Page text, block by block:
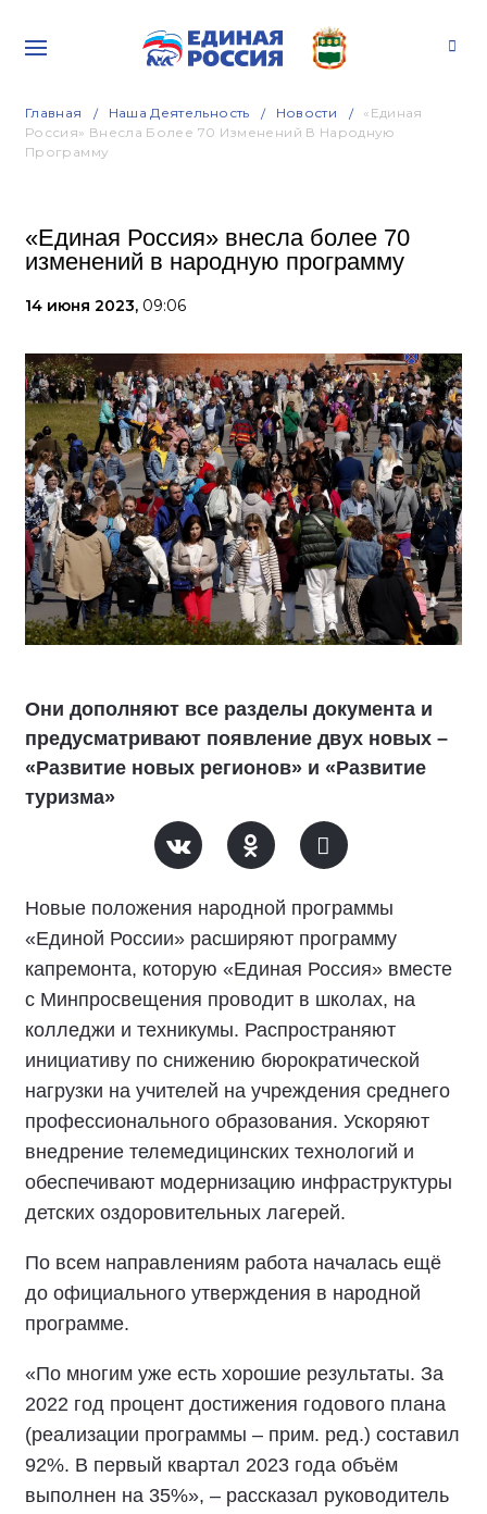
Главная Наша Деятельность Новости
«Единая
Россия» Внесла Более 70 Изменений В Народную
Программу
«Единая Россия» внесла более 70
изменений в народную программу
14 июня 2023, 09:06
Они дополняют все разделы документа и
предусматривают появление двух новых –
«Развитие новых регионов» и «Развитие
туризма»
Новые положения народной программы
«Единой России» расширяют программу
капремонта, которую «Единая Россия» вместе
с Минпросвещения проводит в школах, на
колледжи и техникумы. Распространяют
инициативу по снижению бюрократической
нагрузки на учителей на учреждения среднего
профессионального образования. Ускоряют
внедрение телемедицинских технологий и
обеспечивают модернизацию инфраструктуры
детских оздоровительных лагерей.
По всем направлениям работа началась ещё
до официального утверждения в народной
программе.
«По многим уже есть хорошие результаты. За
2022 год процент достижения годового плана
(реализации программы – прим. ред.) составил
92%. В первый квартал 2023 года объём
выполнен на 35%», – рассказал руководитель